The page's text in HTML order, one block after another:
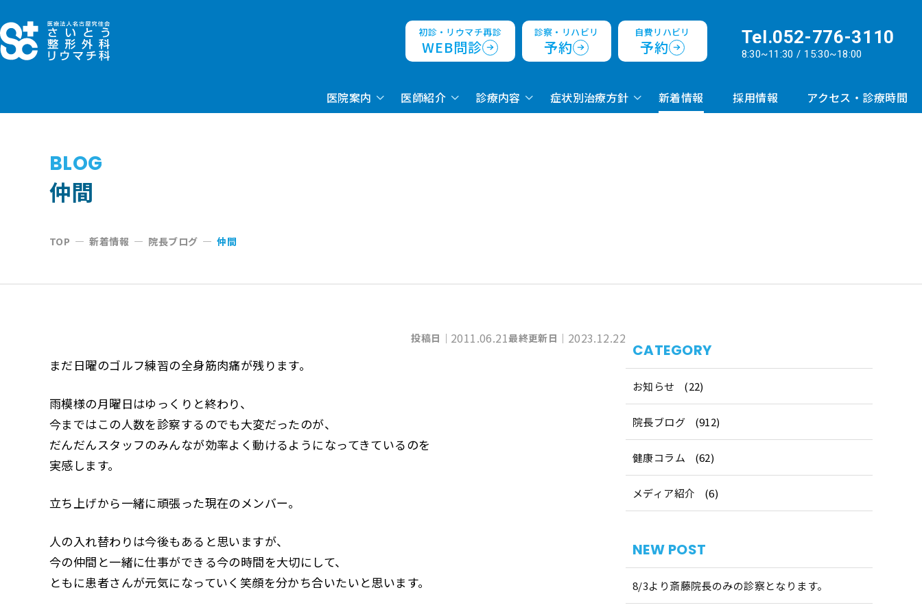
ン
テ
へ
初診・リウマチ再診
WEB問診
診察・リハビリ
予約
自費リハビリ
予約 Tel.052-776-3110
8:30~11:30 / 15:30~18:00
医院案内 医師紹介 診療内容 症状別治療方針 新着情報 採用情報 アクセス・診療時間
BLOG
仲間
TOP —新着情報 — 院長ブログ —仲間
投稿日｜ 2011.06.21最終更新日｜ 2023.12.22
まだ日曜のゴルフ練習の全身筋肉痛が残ります。
雨模様の月曜日はゆっくりと終わり、
今まではこの人数を診察するのでも大変だったのが、
だんだんスタッフのみんなが効率よく動けるようになってきているのを
実感します。
立ち上げから一緒に頑張った現在のメンバー。
人の入れ替わりは今後もあると思いますが、
今の仲間と一緒に仕事ができる今の時間を大切にして、
ともに患者さんが元気になっていく笑顔を分かち合いたいと思います。
CATEGORY
お知らせ (22)
院長ブログ (912)
健康コラム (62)
メディア紹介 (6)
NEW POST
8/3より斎藤院長のみの診察となります。